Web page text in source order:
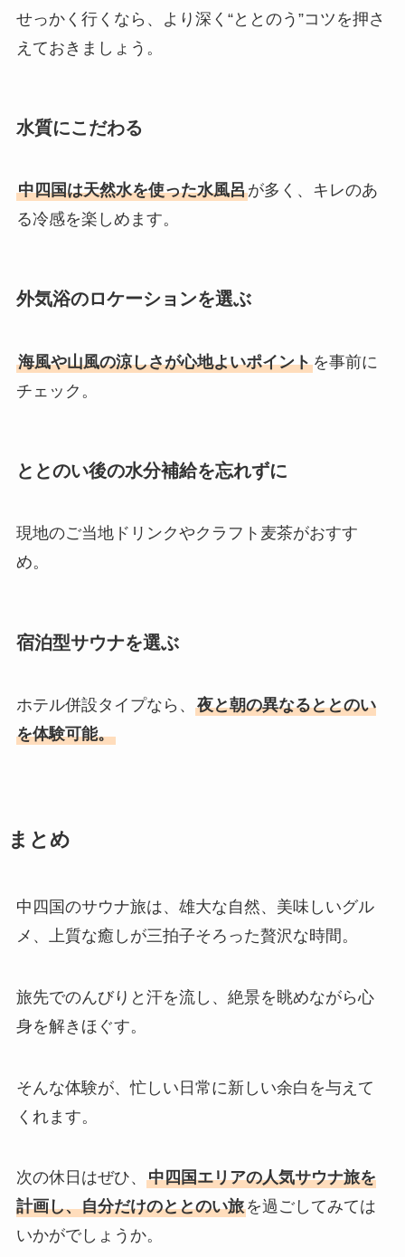
せっかく行くなら、より深く“ととのう”コツを押さ
えておきましょう。
水質にこだわる
中四国は天然水を使った水風呂が多く、キレのあ
る冷感を楽しめます。
外気浴のロケーションを選ぶ
海風や山風の涼しさが心地よいポイントを事前に
チェック。
ととのい後の水分補給を忘れずに
現地のご当地ドリンクやクラフト麦茶がおすす
め。
宿泊型サウナを選ぶ
ホテル併設タイプなら、 夜と朝の異なるととのい
を体験可能。
まとめ
中四国のサウナ旅は、雄大な自然、美味しいグル
メ、上質な癒しが三拍子そろった贅沢な時間。
旅先でのんびりと汗を流し、絶景を眺めながら心
身を解きほぐす。
そんな体験が、忙しい日常に新しい余白を与えて
くれます。
次の休日はぜひ、 中四国エリアの人気サウナ旅を
計画し、自分だけのととのい旅を過ごしてみては
いかがでしょうか。